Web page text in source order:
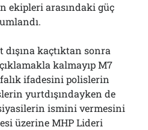
ekipleri arasındaki güç
dışına kaçtıktan sonra
kalmayıp M7
ifadesini polislerin
yurtdışındayken de
ismini vermesini
üzerine MHP Lideri